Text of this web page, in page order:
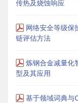
传热及烧蚀响应
网络安全等级保
链评估方法
炼钢合金减量化
型及其应用
基于领域词典与